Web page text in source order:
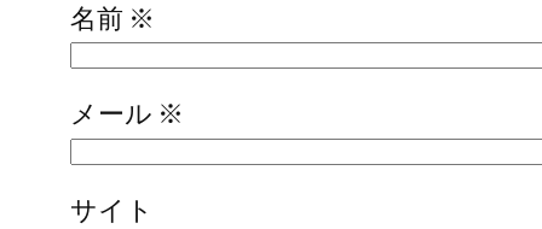
名前 ※
メール ※
サイト